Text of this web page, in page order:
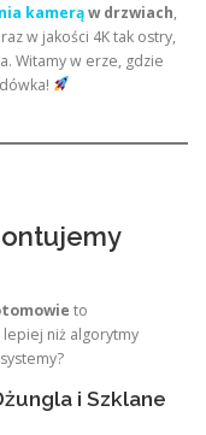
kamerąw drzwiach,
w jakości 4K tak ostry,
Witamy w erze, gdzie
to
niż algorytmy
i Szklane